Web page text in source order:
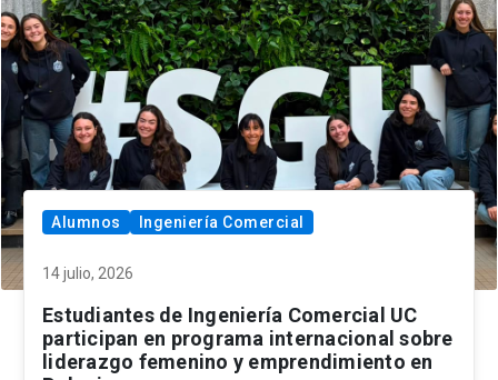
Alumnos Ingeniería Comercial
14 julio, 2026
Estudiantes de Ingeniería Comercial UC
participan en programa internacional sobre
liderazgo femenino y emprendimiento en